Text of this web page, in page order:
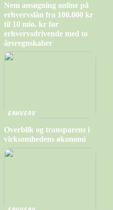
Nem ansøgning online på
erhvervslån fra 100.000 kr
til 10 mio. kr for
erhvervsdrivende med to
årsregnskaber
ERHVERV
Overblik og transparens i
virksomhedens økonomi